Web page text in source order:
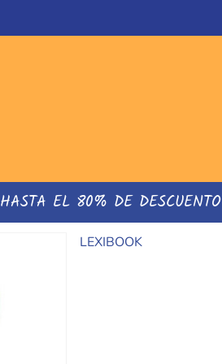
HASTA EL 80% DE DESCUENTO
LEXIBOOK